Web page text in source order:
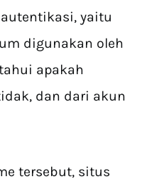
yaitu
digunakan oleh
apakah
dan dari akun
tersebut, situs